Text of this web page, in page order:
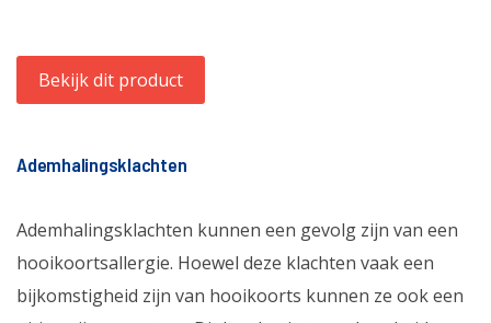
Bekijk dit product
Ademhalingsklachten
Ademhalingsklachten kunnen een gevolg zijn van een
hooikoortsallergie. Hoewel deze klachten vaak een
bijkomstigheid zijn van hooikoorts kunnen ze ook een